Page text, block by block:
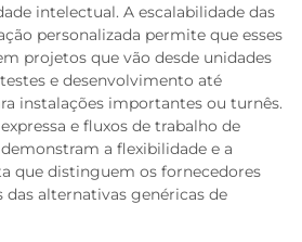
intelectual. A escalabilidade das
personalizada permite que esses
projetos que vão desde unidades
e desenvolvimento até
instalações importantes ou turnês.
e fluxos de trabalho de
a flexibilidade e a
que distinguem os fornecedores
das alternativas genéricas de